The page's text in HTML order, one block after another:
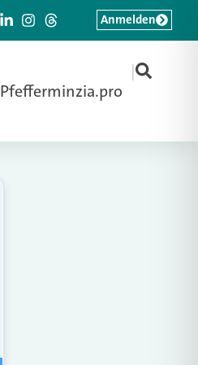
Pfefferminzia.pro
|
Anmelden